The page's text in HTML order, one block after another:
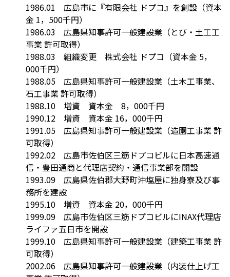
1986.01 広島市に『有限会社 ドプコ』を創設（資本
金 1，500千円）
1986.03 広島県知事許可一般建設業（とび・土工工
事業 許可取得）
1988.03 組織変更 株式会社 ドプコ（資本金 5，
000千円）
1988.05 広島県知事許可一般建設業（土木工事業、
石工事業 許可取得）
1988.10 増資 資本金 8，000千円
1990.12 増資 資本金 16，000千円
1991.05 広島県知事許可一般建設業（造園工事業 許
可取得）
1992.02 広島市佐伯区三筋ドプコビルに日本高速通
信・豊田通商と代理店契約・通信事業部を開設
1993.09 広島県佐伯郡大野町沖塩屋に独身寮及び事
務所を建設
1995.10 増資 資本金 20，000千円
1999.09 広島市佐伯区三筋ドプコビルにINAX代理店
ライファ五日市を開設
1999.10 広島県知事許可一般建設業（建築工事業 許
可取得）
2002.06 広島県知事許可一般建設業（内装仕上げ工